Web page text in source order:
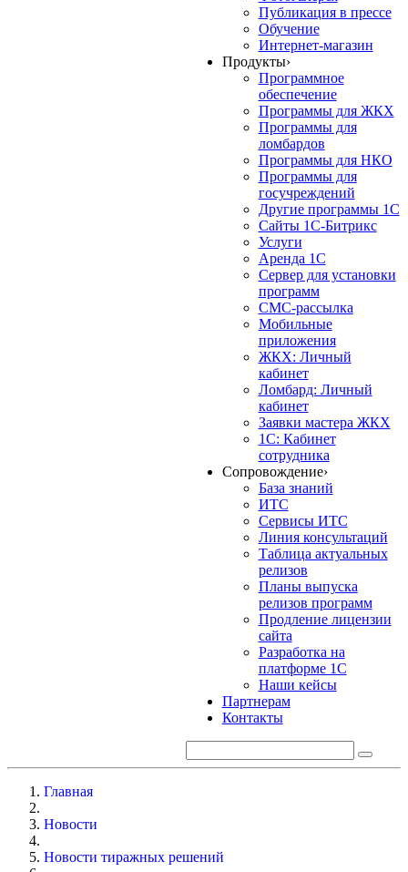
Публикация в прессе
Обучение
Интернет-магазин
Продукты›
Программное
обеспечение
Программы для ЖКХ
Программы для
ломбардов
Программы для НКО
Программы для
госучреждений
Другие программы 1С
Сайты 1С-Битрикс
Услуги
Аренда 1С
Сервер для установки
программ
СМС-рассылка
Мобильные
приложения
ЖКХ: Личный
кабинет
Ломбард: Личный
кабинет
Заявки мастера ЖКХ
1С: Кабинет
сотрудника
Сопровождение›
База знаний
ИТС
Сервисы ИТС
Линия консультаций
Таблица актуальных
релизов
Планы выпуска
релизов программ
Продление лицензии
сайта
Разработка на
платформе 1С
Наши кейсы
Партнерам
Контакты
Главная
Новости
Новости тиражных решений